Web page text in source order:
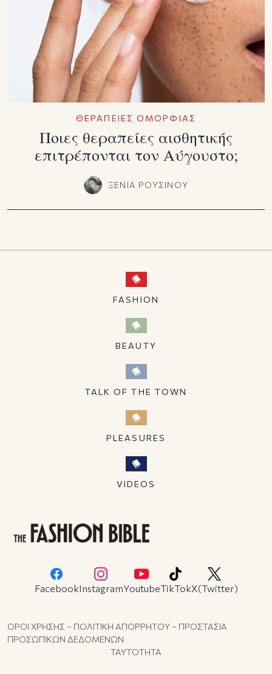
ΘΕΡΑΠΕΙΕΣ ΟΜΟΡΦΙΑΣ
Ποιες θεραπείες αισθητικής
επιτρέπονται τον Αύγουστο;
ΞΕΝΙΑ ΡΟΥΣΙΝΟΥ
FASHION
BEAUTY
TALK OF THE TOWN
PLEASURES
VIDEOS
FacebookInstagramYoutubeTikTokX(Twitter)
ΟΡΟΙ ΧΡΗΣΗΣ – ΠΟΛΙΤΙΚΗ ΑΠΟΡΡΗΤΟΥ – ΠΡΟΣΤΑΣΙΑ
ΠΡΟΣΩΠΙΚΩΝ ΔΕΔΟΜΕΝΩΝ
ΤΑΥΤΟΤΗΤΑ